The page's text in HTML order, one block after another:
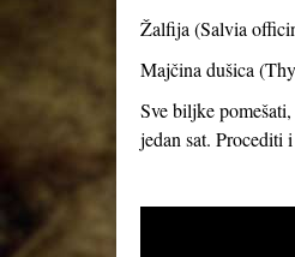
Žalfija (Salvia
Majčina dušica (
Sve biljke
jedan sat. Procediti